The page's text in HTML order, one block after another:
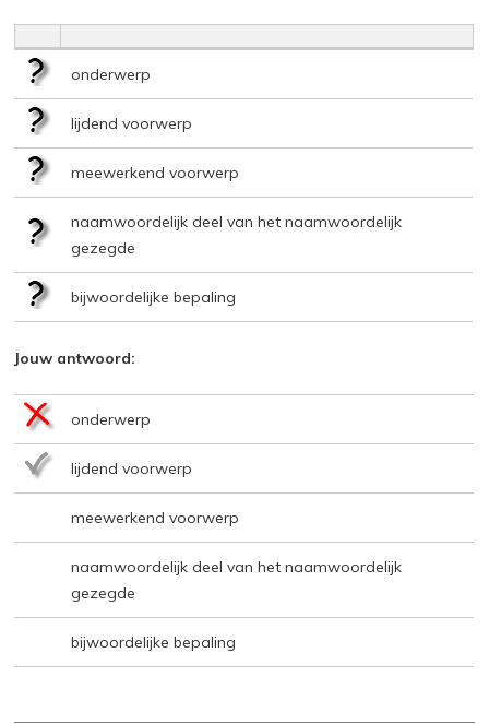
onderwerp
lijdend voorwerp
meewerkend voorwerp
naamwoordelijk deel van het naamwoordelijk
gezegde
bijwoordelijke bepaling
Jouw antwoord:
onderwerp
lijdend voorwerp
meewerkend voorwerp
naamwoordelijk deel van het naamwoordelijk
gezegde
bijwoordelijke bepaling